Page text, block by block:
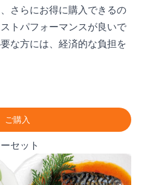
さらにお得に購入できるの
トパフォーマンスが良いで
な方には、経済的な負担を
ご購入
セット